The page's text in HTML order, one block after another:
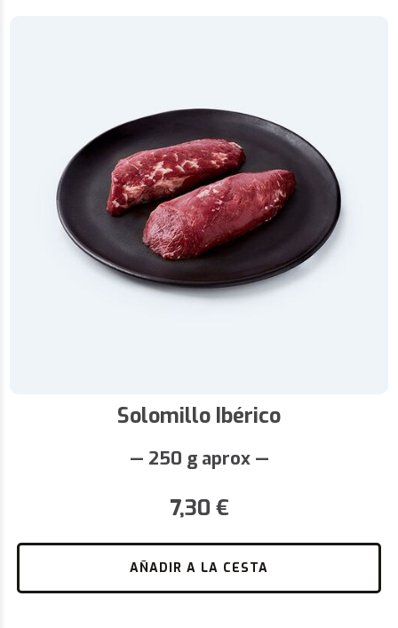
Solomillo Ibérico
— 250 g aprox —
7,30 €
AÑADIR A LA CESTA